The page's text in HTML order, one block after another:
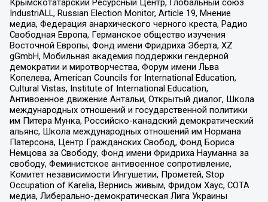
Крымскотатарский Ресурсный Центр, Глобальный союз
IndustriALL, Russian Election Monitor, Article 19, Мнение
медиа, Федерация анархического черного креста, Радио
Свободная Европа, Германское общество изучения
Восточной Европы, Фонд имени Фридриха Эберта, XZ
gGmbH, Мобильная академия поддержки гендерной
демократии и миротворчества, Форум имени Льва
Копелева, American Councils for International Education,
Cultural Vistas, Institute of International Education,
Антивоенное движение Антальи, Открытый диалог, Школа
международных отношений и государственной политики
им Питера Мунка, Российско-канадский демократический
альянс, Школа международных отношений им Нормана
Патерсона, Центр Гражданских Свобод, Фонд Бориса
Немцова за Свободу, Фонд имени Фридриха Науманна за
свободу, Феминистское антивоенное сопротивление,
Комитет независимости Ингушетии, Прометей, Stop
Occupation of Karelia, Вернись живым, Фридом Хаус, СОТА
медиа, Либерально-демократическая Лига Украины